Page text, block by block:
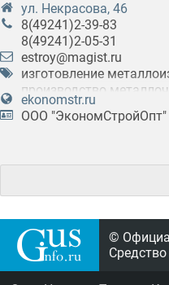
ул. Некрасова, 46
8(49241)2-39-83
8(49241)2-05-31
estroy@magist.ru
изготовление
производство
производство профлиста
ekonomstr.ru
ООО "ЭкономСтройОпт"
©